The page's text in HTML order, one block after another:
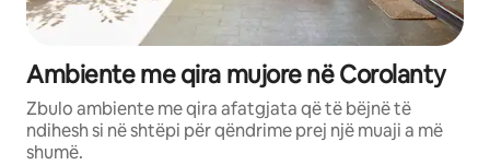
Ambiente me qira mujore në Corolanty
Zbulo ambiente me qira afatgjata që të bëjnë të
ndihesh si në shtëpi për qëndrime prej një muaji a më
shumë.